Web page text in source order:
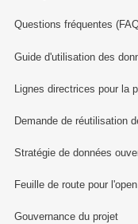
Questions fréquentes
Guide d'utilisation des
Lignes directrices pour la
Demande de réutilisation
Stratégie de données
Feuille de route pour
Gouvernance du projet